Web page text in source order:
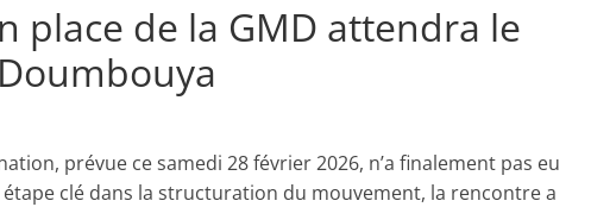
place de la GMD attendra le
prévue ce samedi 28 février 2026, n’a finalement pas eu
clé dans la structuration du mouvement, la rencontre a